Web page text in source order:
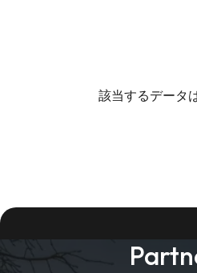
該当するデータ